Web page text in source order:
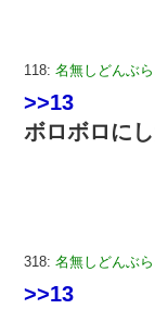
118: 名無しどんぶら
>>13
ボロボロに
318: 名無しどんぶら
>>13